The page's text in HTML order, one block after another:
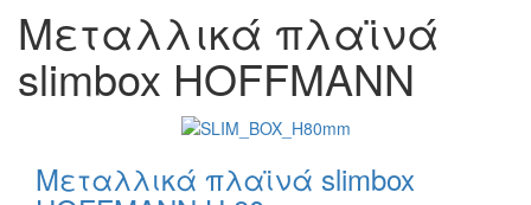
Μεταλλικά πλαϊνά
slimbox HOFFMANN
Μεταλλικά πλαϊνά slimbox